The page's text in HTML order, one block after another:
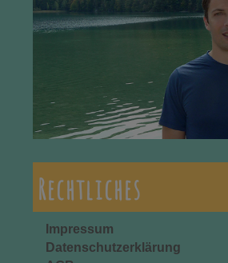
Rechtliches
Impressum
Datenschutzerklärung